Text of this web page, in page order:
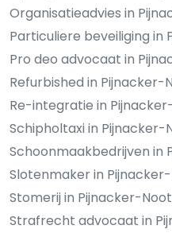
Organisatieadvies in
Particuliere beveiliging in
Pro deo advocaat in
Refurbished in Pijnacker-
Re-integratie in
Schipholtaxi in Pijnacker-
Schoonmaakbedrijven in
Slotenmaker in
Stomerij in Pijnacker-
Strafrecht advocaat in